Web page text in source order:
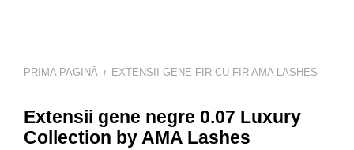
PRIMA PAGINĂ / EXTENSII GENE FIR CU FIR AMA LASHES
Extensii gene negre 0.07 Luxury
Collection by AMA Lashes